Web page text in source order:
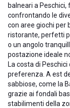
balneari a
confrontando le
con aree giochi per
ristorante, perfetti
o un angolo
postazione ideale
La costa di
preferenza. A est
sabbiose, come la
grazie ai fondali
stabilimenti della